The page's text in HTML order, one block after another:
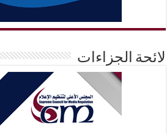
لائحة الجزاءات